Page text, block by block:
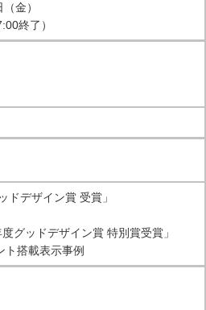
金）
終了）
ドデザイン賞 受賞」
グッドデザイン賞 特別賞受賞」
ト搭載表示事例